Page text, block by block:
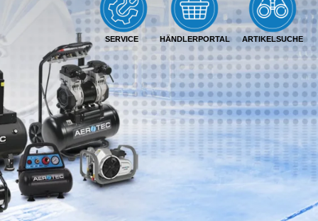
SERVICE HÄNDLERPORTAL ARTIKELSUCHE